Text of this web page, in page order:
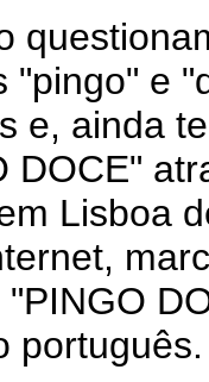
"pingo" e
e, ainda
DOCE"
Lisboa
português.